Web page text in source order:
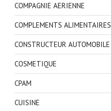
COMPAGNIE AERIENNE
COMPLEMENTS ALIMENTAIRES
CONSTRUCTEUR AUTOMOBILE
COSMETIQUE
CPAM
CUISINE